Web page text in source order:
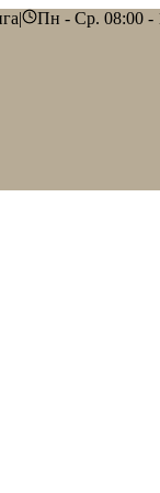
|
Пн - Ср. 08:00 -